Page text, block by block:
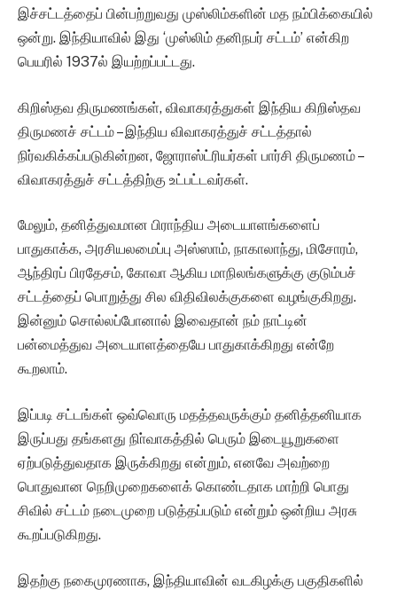
இச்சட்டத்தைப் பின்பற்றுவது முஸ்லிம்களின் மத நம்பிக்கையில்
ஒன்று. இந்தியாவில் இது ‘முஸ்லிம் தனிநபர் சட்டம்’ என்கிற
பெயரில் 1937ல் இயற்றப்பட்டது.
கிறிஸ்தவ திருமணங்கள், விவாகரத்துகள் இந்திய கிறிஸ்தவ
திருமணச் சட்டம் – இந்திய விவாகரத்துச் சட்டத்தால்
நிர்வகிக்கப்படுகின்றன, ஜோராஸ்ட்ரியர்கள் பார்சி திருமணம் –
விவாகரத்துச் சட்டத்திற்கு உட்பட்டவர்கள்.
மேலும், தனித்துவமான பிராந்திய அடையாளங்களைப்
பாதுகாக்க, அரசியலமைப்பு அஸ்ஸாம், நாகாலாந்து, மிசோரம்,
ஆந்திரப் பிரதேசம், கோவா ஆகிய மாநிலங்களுக்கு குடும்பச்
சட்டத்தைப் பொறுத்து சில விதிவிலக்குகளை வழங்குகிறது.
இன்னும் சொல்லப்போனால் இவைதான் நம் நாட்டின்
பன்மைத்துவ அடையாளத்தையே பாதுகாக்கிறது என்றே
கூறலாம்.
இப்படி சட்டங்கள் ஒவ்வொரு மதத்தவருக்கும் தனித்தனியாக
இருப்பது தங்களது நிா்வாகத்தில் பெரும் இடையூறுகளை
ஏற்படுத்துவதாக இருக்கிறது என்றும், எனவே அவற்றை
பொதுவான நெறிமுறைகளைக் கொண்டதாக மாற்றி பொது
சிவில் சட்டம் நடைமுறை படுத்தப்படும் என்றும் ஒன்றிய அரசு
கூறப்படுகிறது.
இதற்கு நகைமுரணாக, இந்தியாவின் வடகிழக்கு பகுதிகளில்